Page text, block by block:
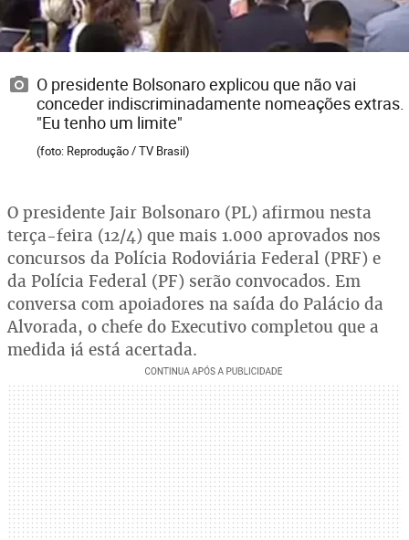
O presidente Bolsonaro explicou que não vai
conceder indiscriminadamente nomeações extras.
"Eu tenho um limite"
(foto: Reprodução / TV Brasil)
O presidente Jair Bolsonaro (PL) afirmou nesta
terça-feira (12/4) que mais 1.000 aprovados nos
concursos da Polícia Rodoviária Federal (PRF) e
da Polícia Federal (PF) serão convocados. Em
conversa com apoiadores na saída do Palácio da
Alvorada, o chefe do Executivo completou que a
medida já está acertada.